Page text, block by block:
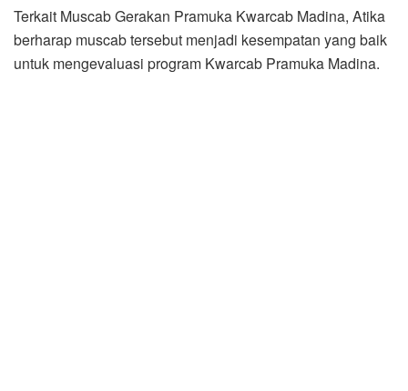
Terkait Muscab Gerakan Pramuka Kwarcab Madina, Atika
berharap muscab tersebut menjadi kesempatan yang baik
untuk mengevaluasi program Kwarcab Pramuka Madina.